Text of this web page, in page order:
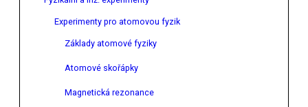
Experimenty pro atomovou fyzik
Základy atomové fyziky
Atomové skořápky
Magnetická rezonance